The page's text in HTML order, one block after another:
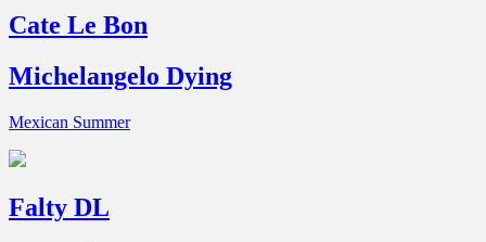
Cate Le Bon
Michelangelo Dying
Mexican Summer
Falty DL